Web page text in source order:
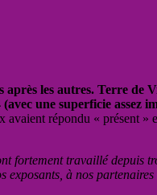
les autres. Terre de
une superficie assez
avaient répondu « présent »
fortement travaillé depuis
exposants, à nos